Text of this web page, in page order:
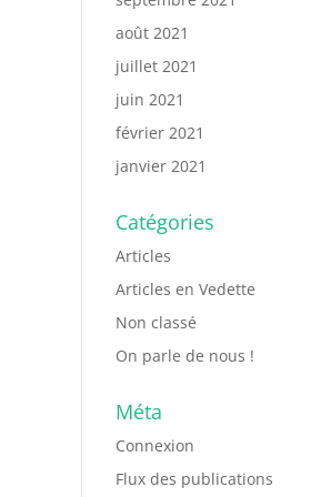
août 2021
juillet 2021
juin 2021
février 2021
janvier 2021
Catégories
Articles
Articles en Vedette
Non classé
On parle de nous !
Méta
Connexion
Flux des publications